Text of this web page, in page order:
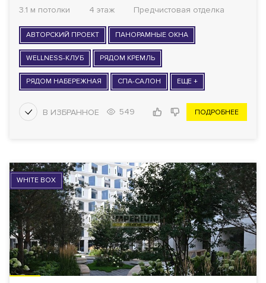
3.1 м потолки
4 этаж Предчистовая отделка
АВТОРСКИЙ ПРОЕКТ ПАНОРАМНЫЕ ОКНА
WELLNESS-КЛУБ РЯДОМ КРЕМЛЬ
РЯДОМ НАБЕРЕЖНАЯ СПА-САЛОН ЕЩЕ +
549 ПОДРОБНЕЕ
WHITE BOX